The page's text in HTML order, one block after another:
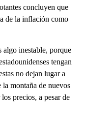
concluyen que
de la inflación como
algo inestable, porque
tengan
no dejan lugar a
la montaña de nuevos
precios, a pesar de